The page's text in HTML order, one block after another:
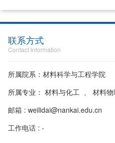
联系方式
Contact Information
所属院系：材料科学与工程学院
所属专业： 材料与化工 、 材料
邮箱 : weilidai@nankai.edu.cn
工作电话 : -